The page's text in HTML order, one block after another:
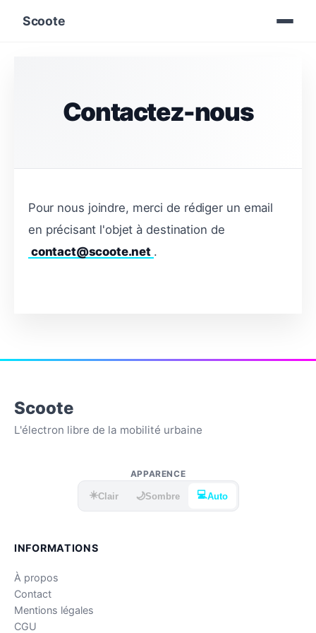
Scoote
Contactez-nous
Pour nous joindre, merci de rédiger un email
en précisant l'objet à destination de
contact@scoote.net .
Scoote
L'électron libre de la mobilité urbaine
APPARENCE
☀️Clair 🌙Sombre 💻Auto
INFORMATIONS
À propos
Contact
Mentions légales
CGU